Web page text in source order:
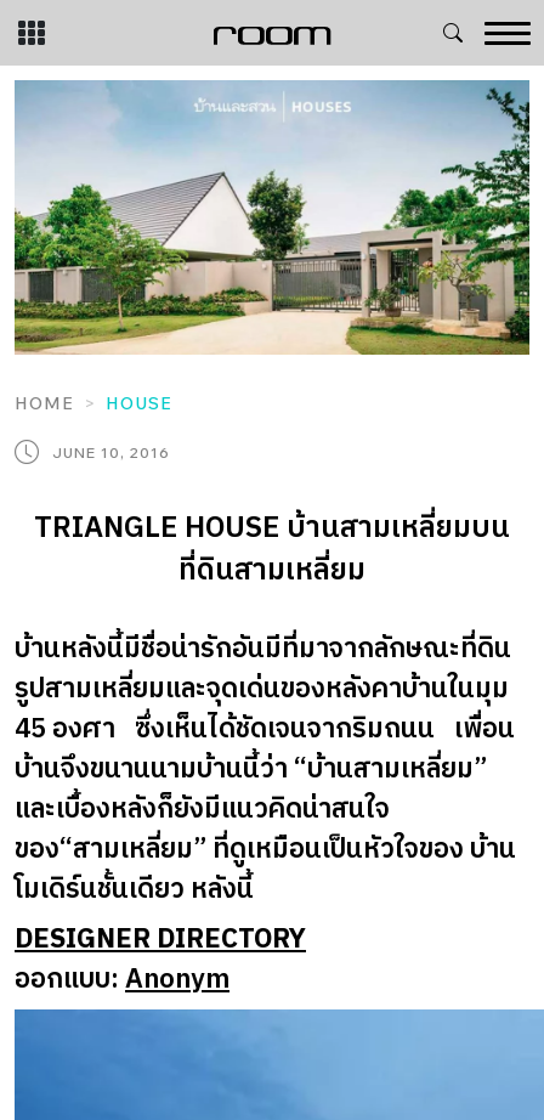
Skip
content
HOME HOUSE
JUNE 10, 2016
TRIANGLE HOUSE บ้านสามเหลี่ยมบน
ที่ดินสามเหลี่ยม
บ้านหลังนี้มีชื่อน่ารักอันมีที่มาจากลักษณะที่ดิน
รูปสามเหลี่ยมและจุดเด่นของหลังคาบ้านในมุม
45 องศา ซึ่งเห็นได้ชัดเจนจากริมถนน เพื่อน
บ้านจึงขนานนามบ้านนี้ว่า “บ้านสามเหลี่ยม”
และเบื้องหลังก็ยังมีแนวคิดน่าสนใจ
ของ“สามเหลี่ยม” ที่ดูเหมือนเป็นหัวใจของ บ้าน
โมเดิร์นชั้นเดียว หลังนี้
DESIGNER DIRECTORY
ออกแบบ:Anonym